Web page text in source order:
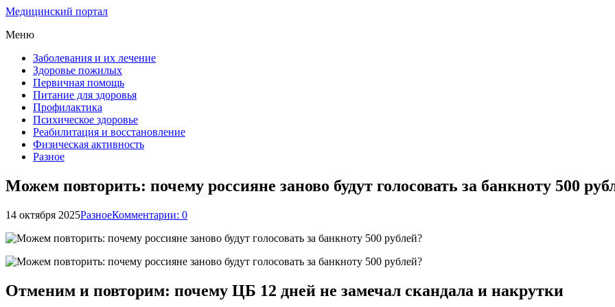
Медицинский портал
Меню
Заболевания и их лечение
Здоровье пожилых
Первичная помощь
Питание для здоровья
Профилактика
Психическое здоровье
Реабилитация и восстановление
Физическая активность
Разное
Можем повторить: почему россияне заново будут голосовать за банкноту 500
14 октября 2025РазноеКомментарии: 0
Отменим и повторим: почему ЦБ 12 дней не замечал скандала и накрутки